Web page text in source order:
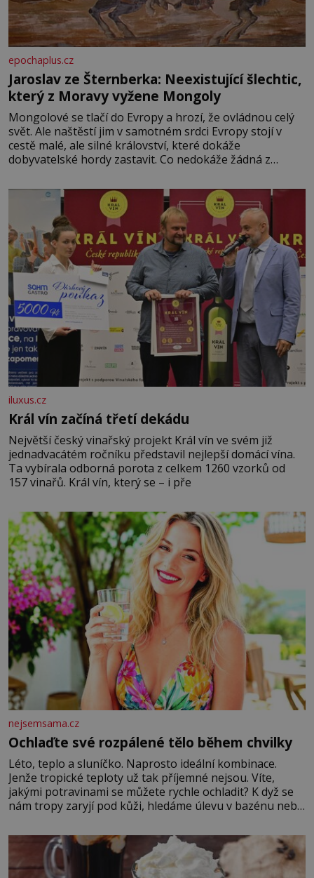
epochaplus.cz
Jaroslav ze Šternberka: Neexistující šlechtic,
který z Moravy vyžene Mongoly
Mongolové se tlačí do Evropy a hrozí, že ovládnou celý
svět. Ale naštěstí jim v samotném srdci Evropy stojí v
cestě malé, ale silné království, které dokáže
dobyvatelské hordy zastavit. Co nedokáže žádná z
král. Nebo že by ne? Mongolové od roku 1223 postupují
podél Kaspického a Azovského moře,
iluxus.cz
Král vín začíná třetí dekádu
Největší český vinařský projekt Král vín ve svém již
jednadvacátém ročníku představil nejlepší domácí vína.
Ta vybírala odborná porota z celkem 1260 vzorků od
157 vinařů. Král vín, který se – i pře
nejsemsama.cz
Ochlaďte své rozpálené tělo během chvilky
Léto, teplo a sluníčko. Naprosto ideální kombinace.
Jenže tropické teploty už tak příjemné nejsou. Víte,
jakými potravinami se můžete rychle ochladit? K dyž se
nám tropy zaryjí pod kůži, hledáme úlevu v bazénu nebo
blízkosti. Nemusíte však zoufat. Pokud budete mít
promyšlený jídelníček, žadné pařáky si na vás